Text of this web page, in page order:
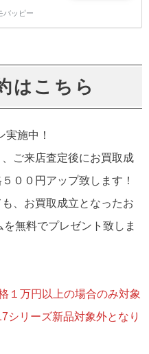
績 よくある
バッピー
はこちら
実施中！
ご来店査定後にお買取成
００円アップ致します！
、お買取成立となったお
無料でプレゼント致しま
１万円以上の場合のみ対象
シリーズ新品対象外となり